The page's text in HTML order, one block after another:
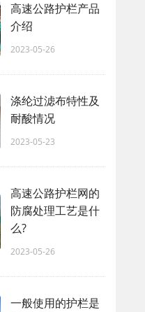
高速公路护栏产品
介绍
2023-05-26
涤纶过滤布特性及
耐酸情况
2023-05-23
高速公路护栏网的
防腐处理工艺是什
么?
2023-05-26
一般使用的护栏是